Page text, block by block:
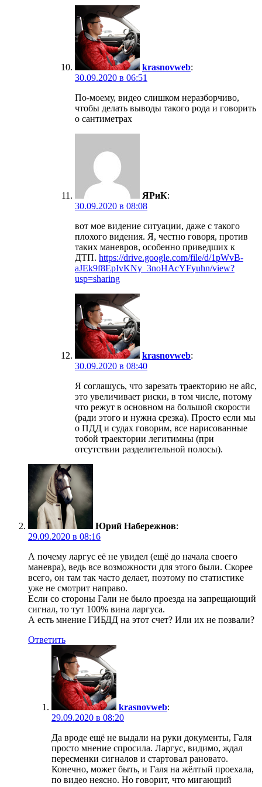
krasnovweb:
30.09.2020 в 06:51
По-моему, видео слишком неразборчиво,
чтобы делать выводы такого рода и говорить
о сантиметрах
ЯРиК:
30.09.2020 в 08:08
вот мое видение ситуации, даже с такого
плохого видения. Я, честно говоря, против
таких маневров, особенно приведших к
ДТП. https://drive.google.com/file/d/1pWvB-
aJEk9f8EpIvKNy_3noHAcYFyuhn/view?
usp=sharing
krasnovweb:
30.09.2020 в 08:40
Я соглашусь, что зарезать траекторию не айс,
это увеличивает риски, в том числе, потому
что режут в основном на большой скорости
(ради этого и нужна срезка). Просто если мы
о ПДД и судах говорим, все нарисованные
тобой траектории легитимны (при
отсутствии разделительной полосы).
Юрий Набережнов:
29.09.2020 в 08:16
А почему ларгус её не увидел (ещё до начала своего
маневра), ведь все возможности для этого были. Скорее
всего, он там так часто делает, поэтому по статистике
уже не смотрит направо.
Если со стороны Гали не было проезда на запрещающий
сигнал, то тут 100% вина ларгуса.
А есть мнение ГИБДД на этот счет? Или их не позвали?
Ответить
krasnovweb:
29.09.2020 в 08:20
Да вроде ещё не выдали на руки документы, Галя
просто мнение спросила. Ларгус, видимо, ждал
пересменки сигналов и стартовал рановато.
Конечно, может быть, и Галя на жёлтый проехала,
по видео неясно. Но говорит, что мигающий